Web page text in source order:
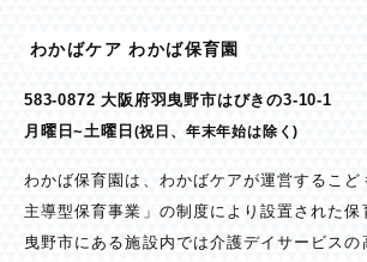
わかばケア わかば保育園
583-0872 大阪府羽曳野市はびきの3-10-1
月曜日~土曜日(祝日、年末年始は除く)
わかば保育園は、わかばケアが運営するこ
主導型保育事業」の制度により設置された保
曳野市にある施設内では介護デイサービスの